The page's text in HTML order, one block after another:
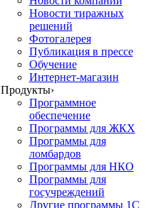
Новости тиражных
решений
Фотогалерея
Публикация в прессе
Обучение
Интернет-магазин
Продукты›
Программное
обеспечение
Программы для ЖКХ
Программы для
ломбардов
Программы для НКО
Программы для
госучреждений
Другие программы 1С